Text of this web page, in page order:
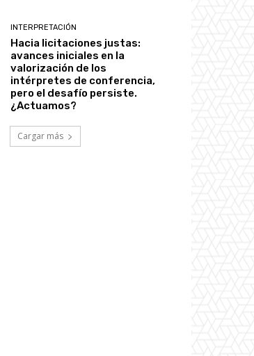
INTERPRETACIÓN
Hacia licitaciones justas:
avances iniciales en la
valorización de los
intérpretes de conferencia,
pero el desafío persiste.
¿Actuamos?
Cargar más